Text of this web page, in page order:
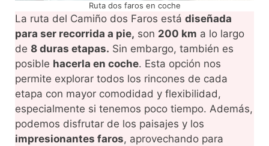
Ruta dos faros en coche
La ruta del Camiño dos Faros está diseñada
para ser recorrida a pie, son 200 km a lo largo
de 8 duras etapas. Sin embargo, también es
posible hacerla en coche. Esta opción nos
permite explorar todos los rincones de cada
etapa con mayor comodidad y flexibilidad,
especialmente si tenemos poco tiempo. Además,
podemos disfrutar de los paisajes y los
impresionantes faros, aprovechando para